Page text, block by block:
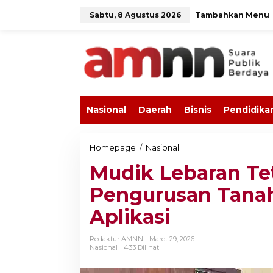
Sabtu, 8 Agustus 2026 Tambahkan Menu
Nasional Daerah Bisnis
Homepage / Nasional
d
i
k
L
a
n
Mudik Lebaran
Pengurusan
Aplikasi
Redaktur AMNN
Maret 29, 2026
Nasional
433 Dilihat